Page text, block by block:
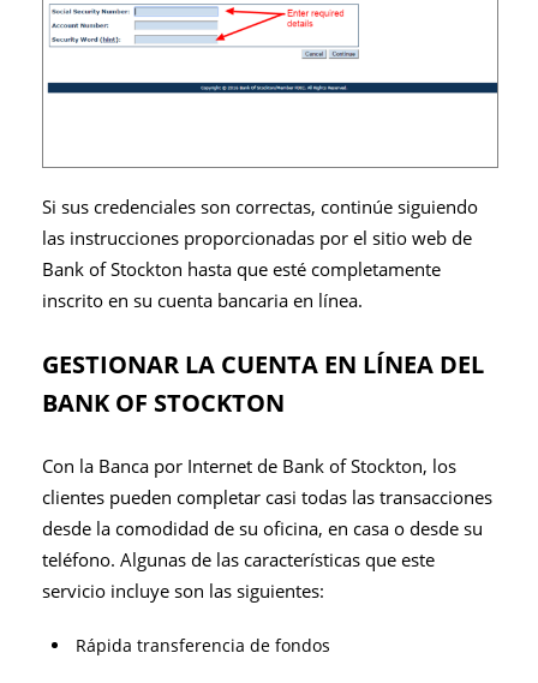
Si sus credenciales son correctas, continúe siguiendo
las instrucciones proporcionadas por el sitio web de
Bank of Stockton hasta que esté completamente
inscrito en su cuenta bancaria en línea.
GESTIONAR LA CUENTA EN LÍNEA DEL
BANK OF STOCKTON
Con la Banca por Internet de Bank of Stockton, los
clientes pueden completar casi todas las transacciones
desde la comodidad de su oficina, en casa o desde su
teléfono. Algunas de las características que este
servicio incluye son las siguientes:
Rápida transferencia de fondos